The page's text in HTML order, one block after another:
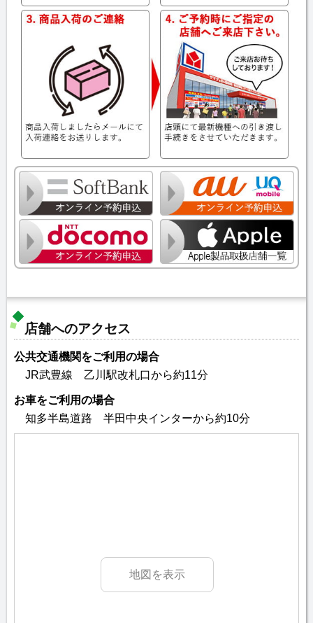
店舗へのアクセス
公共交通機関をご利用の場合
JR武豊線 乙川駅改札口から約11分
お車をご利用の場合
知多半島道路 半田中央インターから約10分
地図を表示